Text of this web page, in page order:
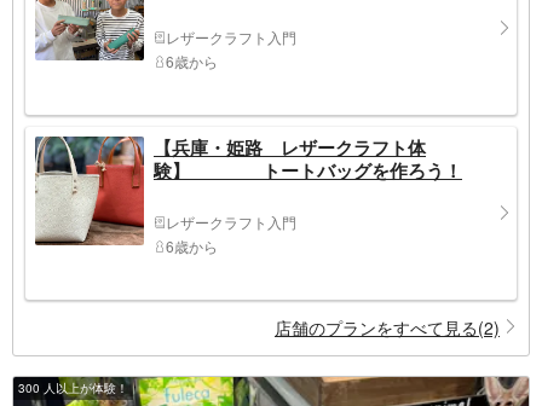
レザークラフト入門
6歳から
【兵庫・姫路 レザークラフト体
験】 トートバッグを作ろう！
レザークラフト入門
6歳から
店舗のプランをすべて見る(2)
300 人以上が体験！